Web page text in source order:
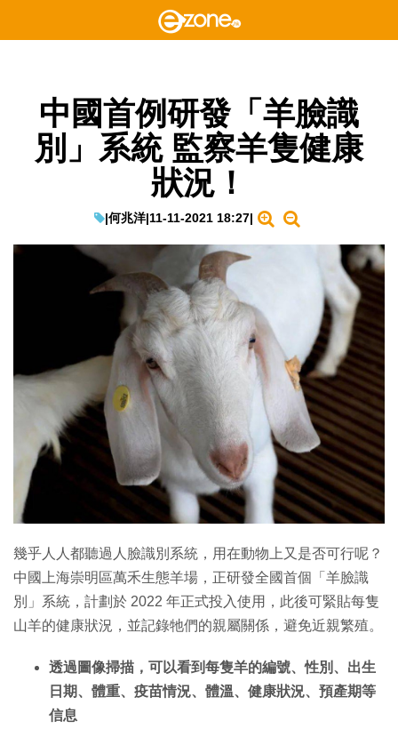
中國首例研發「羊臉識
別」系統 監察羊隻健康
狀況！
|何兆洋|11-11-2021 18:27|
幾乎人人都聽過人臉識別系統，用在動物上又是否可行呢？
中國上海崇明區萬禾生態羊場，正研發全國首個「羊臉識
別」系統，計劃於 2022 年正式投入使用，此後可緊貼每隻
山羊的健康狀況，並記錄牠們的親屬關係，避免近親繁殖。
透過圖像掃描，可以看到每隻羊的編號、性別、出生
日期、體重、疫苗情況、體溫、健康狀況、預產期等
信息